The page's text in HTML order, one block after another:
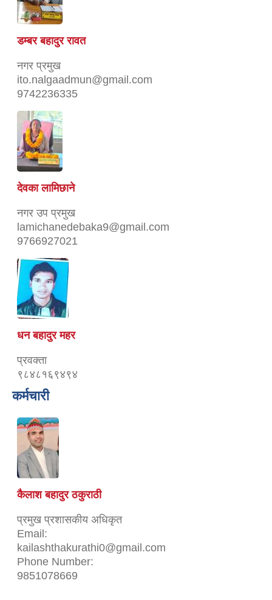
डम्बर बहादुर रावत
नगर प्रमुख
ito.nalgaadmun@gmail.com
9742236335
देवका लामिछाने
नगर उप प्रमुख
lamichanedebaka9@gmail.com
9766927021
धन बहादुर महर
प्रवक्ता
९८४८१६९४९४
कर्मचारी
कैलाश बहादुर ठकुराठी
प्रमुख प्रशासकीय अधिकृत
Email:
kailashthakurathi0@gmail.com
Phone Number:
9851078669